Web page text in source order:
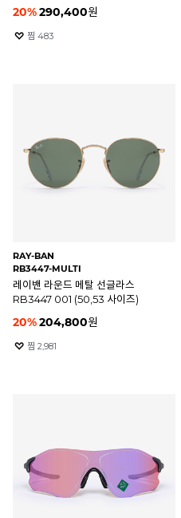
20%290,400원
찜 483
RAY-BAN
RB3447-MULTI
레이밴 라운드 메탈 선글라스
RB3447 001 (50,53 사이즈)
20%204,800원
찜 2,981